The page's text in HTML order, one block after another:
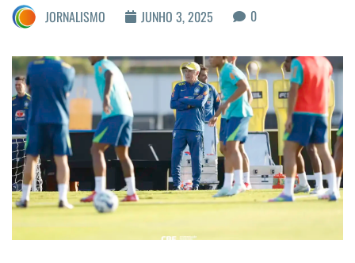
Matérias Exclusivas
JORNALISMO JUNHO 3, 2025 0